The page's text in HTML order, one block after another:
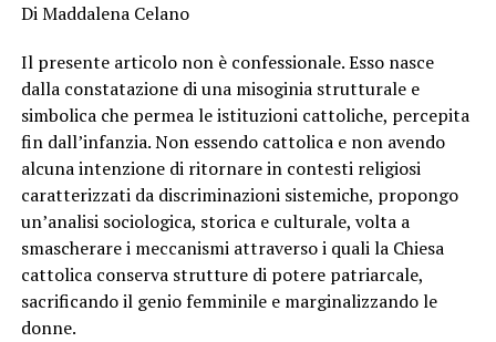
Di Maddalena Celano
Il presente articolo non è confessionale. Esso nasce
dalla constatazione di una misoginia strutturale e
simbolica che permea le istituzioni cattoliche, percepita
fin dall’infanzia. Non essendo cattolica e non avendo
alcuna intenzione di ritornare in contesti religiosi
caratterizzati da discriminazioni sistemiche, propongo
un’analisi sociologica, storica e culturale, volta a
smascherare i meccanismi attraverso i quali la Chiesa
cattolica conserva strutture di potere patriarcale,
sacrificando il genio femminile e marginalizzando le
donne.